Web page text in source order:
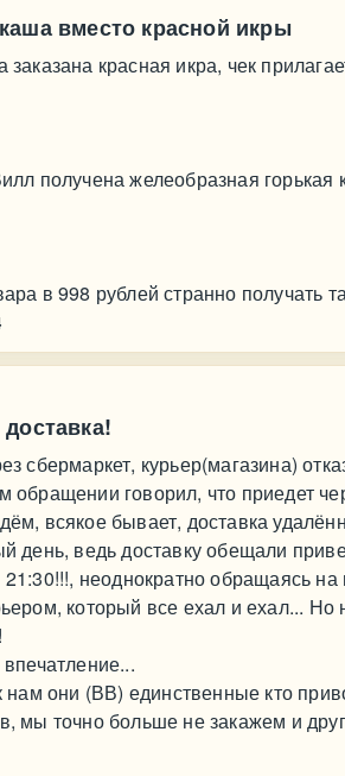
вместо красной икры
красная икра, чек
получена желеобразная горькая
в 998 рублей странно получать
сбермаркет, курьер(магазина)
обращении говорил, что приедет
всякое бывает, доставка
день, ведь доставку обещали
неоднократно обращаясь
который все ехал и ехал... Но
нам они (ВВ) единственные кто
мы точно больше не закажем и